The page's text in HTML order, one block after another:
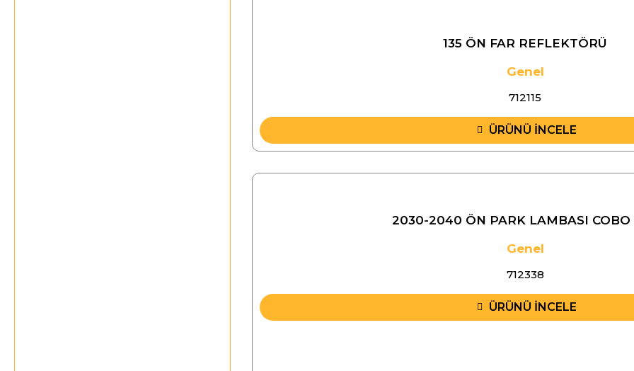
135 ÖN FAR REFLEKTÖRÜ
Genel
712115
ÜRÜNÜ İNCELE
2030-2040 ÖN PARK LAMBASI COBO
Genel
712338
ÜRÜNÜ İNCELE